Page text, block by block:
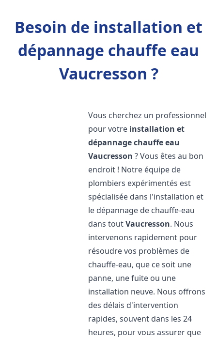
Besoin de installation et
dépannage chauffe eau
Vaucresson ?
Vous cherchez un professionnel
pour votre installation et
dépannage chauffe eau
Vaucresson ? Vous êtes au bon
endroit ! Notre équipe de
plombiers expérimentés est
spécialisée dans l'installation et
le dépannage de chauffe-eau
dans toutVaucresson. Nous
intervenons rapidement pour
résoudre vos problèmes de
chauffe-eau, que ce soit une
panne, une fuite ou une
installation neuve. Nous offrons
des délais d'intervention
rapides, souvent dans les 24
heures, pour vous assurer que